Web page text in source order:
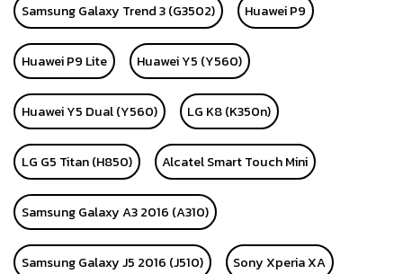
Samsung Galaxy Trend 3 (G3502) Huawei P9
Huawei P9 Lite Huawei Y5 (Y560)
Huawei Y5 Dual (Y560) LG K8 (K350n)
LG G5 Titan (H850) Alcatel Smart Touch Mini
Samsung Galaxy A3 2016 (A310)
Samsung Galaxy J5 2016 (J510) Sony Xperia XA